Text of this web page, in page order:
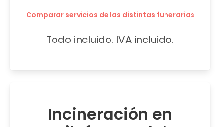
Comparar servicios de las distintas funerarias
Todo incluido. IVA incluido.
Incineración en